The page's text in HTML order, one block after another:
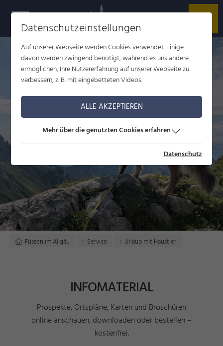
Füssen im Allgäu Service Urlaub mit Haustier
INFOMATERIAL
Prospekte, Ortspläne, Karten und Broschüren
online anschauen, downloaden oder bestellen –
kostenfrei.
Datenschutzeinstellungen
Auf unserer Webseite werden Cookies verwendet. Einige
davon werden zwingend benötigt, während es uns andere
ermöglichen, Ihre Nutzererfahrung auf unserer Webseite zu
verbessern, z. B. mit eingebetteten Videos.
ALLE AKZEPTIEREN
Mehr über die genutzten Cookies erfahren
Datenschutz